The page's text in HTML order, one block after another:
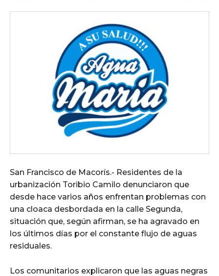
San Francisco de Macorís.- Residentes de la
urbanización Toribio Camilo denunciaron que
desde hace varios años enfrentan problemas con
una cloaca desbordada en la calle Segunda,
situación que, según afirman, se ha agravado en
los últimos días por el constante flujo de aguas
residuales.
Los comunitarios explicaron que las aguas negras